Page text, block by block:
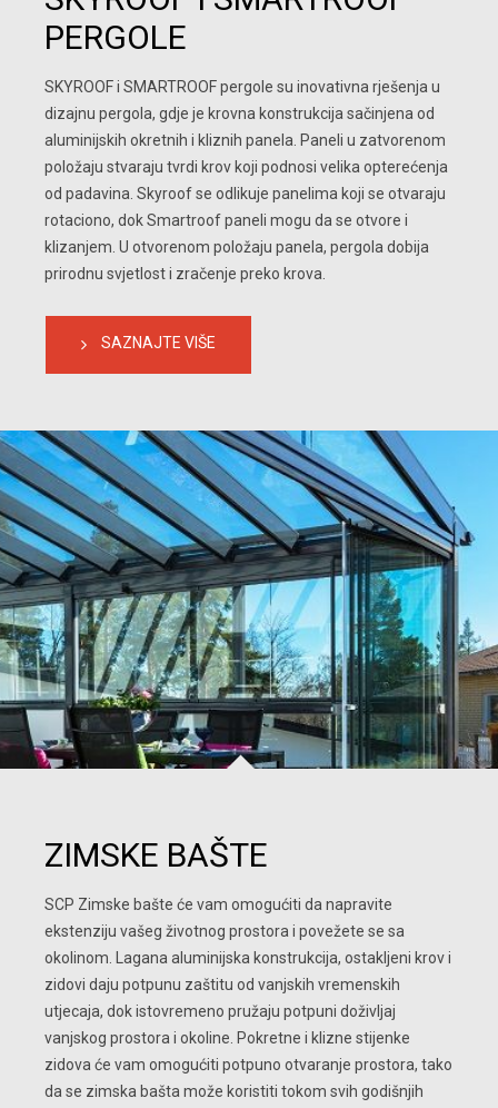
PERGOLE
SKYROOF i SMARTROOF pergole su inovativna rješenja u
dizajnu pergola, gdje je krovna konstrukcija sačinjena od
aluminijskih okretnih i kliznih panela. Paneli u zatvorenom
položaju stvaraju tvrdi krov koji podnosi velika opterećenja
od padavina. Skyroof se odlikuje panelima koji se otvaraju
rotaciono, dok Smartroof paneli mogu da se otvore i
klizanjem. U otvorenom položaju panela, pergola dobija
prirodnu svjetlost i zračenje preko krova.
SAZNAJTE VIŠE
ZIMSKE BAŠTE
SCP Zimske bašte će vam omogućiti da napravite
ekstenziju vašeg životnog prostora i povežete se sa
okolinom. Lagana aluminijska konstrukcija, ostakljeni krov i
zidovi daju potpunu zaštitu od vanjskih vremenskih
utjecaja, dok istovremeno pružaju potpuni doživljaj
vanjskog prostora i okoline. Pokretne i klizne stijenke
zidova će vam omogućiti potpuno otvaranje prostora, tako
da se zimska bašta može koristiti tokom svih godišnjih